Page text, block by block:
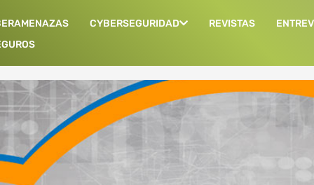
CYBERSEGURIDAD REVISTAS